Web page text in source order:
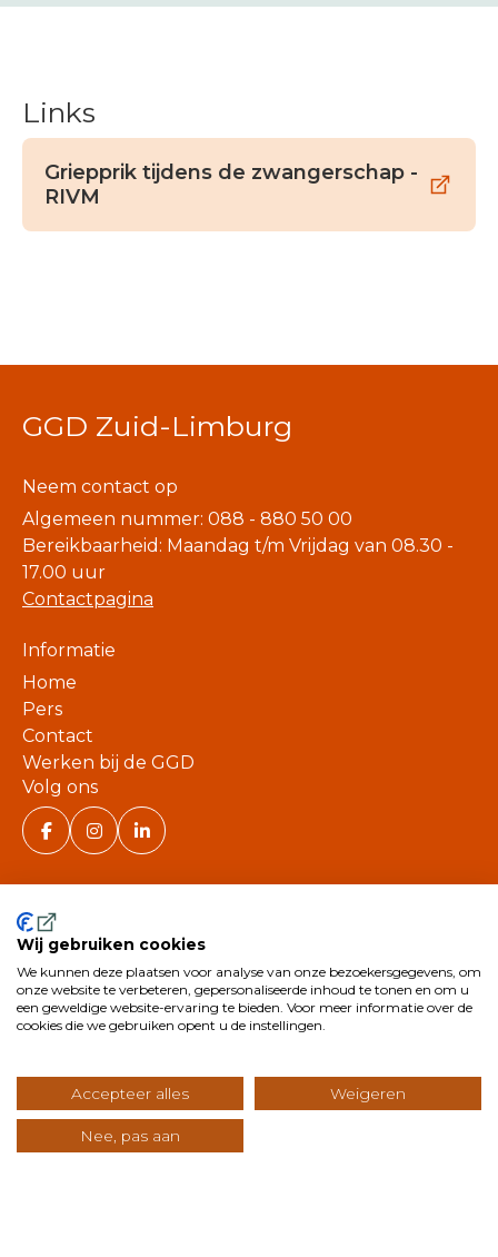
Links
Griepprik tijdens de zwangerschap -
RIVM
GGD Zuid-Limburg
Neem contact op
Algemeen nummer: 088 - 880 50 00
Bereikbaarheid: Maandag t/m Vrijdag van 08.30 -
17.00 uur
Contactpagina
Informatie
Home
Pers
Contact
Werken bij de GGD
Volg ons
©
2026
GGD Zuid-Limburg.
Toegankelijkheid
Sitemap
Wij gebruiken cookies
We kunnen deze plaatsen voor analyse van onze bezoekersgegevens, om
onze website te verbeteren, gepersonaliseerde inhoud te tonen en om u
een geweldige website-ervaring te bieden. Voor meer informatie over de
cookies die we gebruiken opent u de instellingen.
Accepteer alles Weigeren
Nee, pas aan